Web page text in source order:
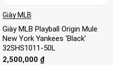
Giày MLB
Giày MLB Playball Origin Mule
New York Yankees ‘Black’
32SHS1011-50L
2,500,000 ₫